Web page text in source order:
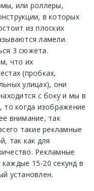
или роллеры,
в которых
из плоских
ламели.
3 сюжета.
что их
(пробках,
улицах), они
с боку и мы в
когда изображение
внимание, так
такие рекламные
так как для
Рекламные
15-20 секунд в
установлен.